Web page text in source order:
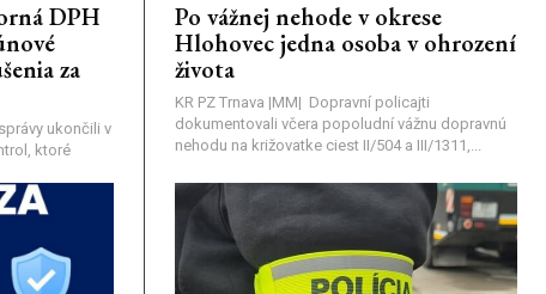
DPH
za
ukončili v
ktoré
Po vážnej nehode v okrese
Hlohovec jedna osoba v ohrození
života
KR PZ Trnava |MM| Dopravní policajti
dokumentovali včera popoludní vážnu dopravnú
nehodu na križovatke ciest II/504 a III/1311,...